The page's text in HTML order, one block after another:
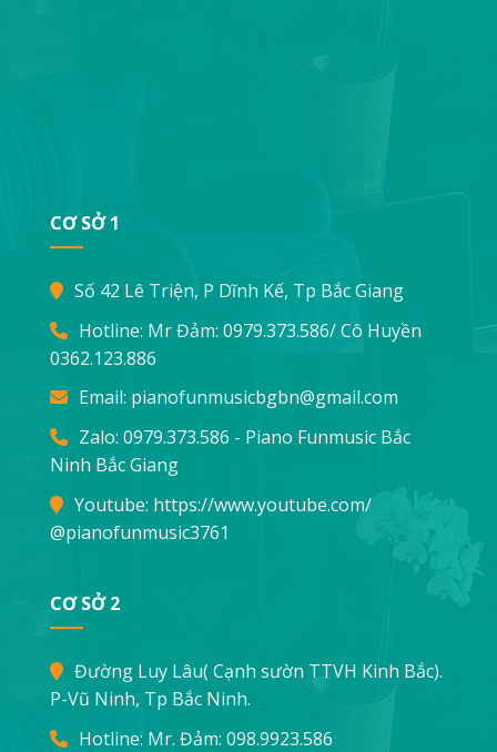
CƠ SỞ 1
Số 42 Lê Triện, P Dĩnh Kế, Tp Bắc Giang
Hotline: Mr Đảm: 0979.373.586/ Cô Huyền
0362.123.886
Email: pianofunmusicbgbn@gmail.com
Zalo: 0979.373.586 - Piano Funmusic Bắc
Ninh Bắc Giang
Youtube: https://www.youtube.com/
@pianofunmusic3761
CƠ SỞ 2
Đường Luy Lâu( Cạnh sườn TTVH Kinh Bắc).
P-Vũ Ninh, Tp Bắc Ninh.
Hotline: Mr. Đảm: 098.9923.586